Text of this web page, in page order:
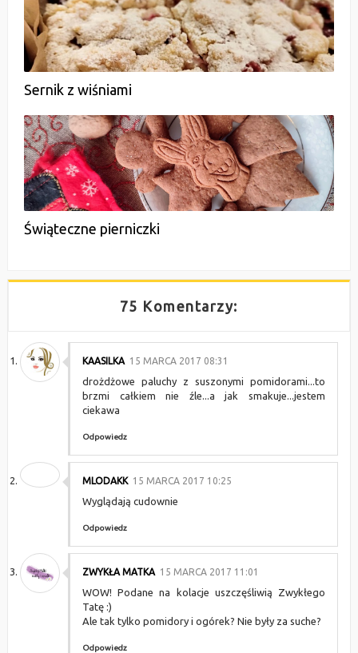
Sernik z wiśniami
Świąteczne pierniczki
75 Komentarzy:
KAASILKA 15 MARCA 2017 08:31
drożdżowe paluchy z suszonymi pomidorami...to
brzmi całkiem nie źle...a jak smakuje...jestem
ciekawa
Odpowiedz
MLODAKK 15 MARCA 2017 10:25
Wyglądają cudownie
Odpowiedz
ZWYKŁA MATKA 15 MARCA 2017 11:01
WOW! Podane na kolacje uszczęśliwią Zwykłego
Tatę :)
Ale tak tylko pomidory i ogórek? Nie były za suche?
Odpowiedz